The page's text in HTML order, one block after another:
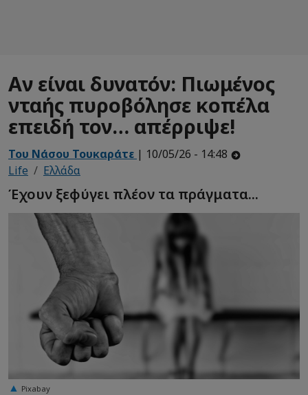
Αν είναι δυνατόν: Πιωμένος
νταής πυροβόλησε κοπέλα
επειδή τον… απέρριψε!
Του Νάσου Τουκαράτε | 10/05/26 - 14:48
Life
Ελλάδα
Έχουν ξεφύγει πλέον τα πράγματα...
Pixabay